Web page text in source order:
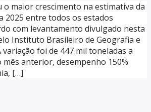
maior crescimento na estimativa da
2025 entre todos os estados
com levantamento divulgado nesta
Instituto Brasileiro de Geografia e
variação foi de 447 mil toneladas a
mês anterior, desempenho 150%
[…]